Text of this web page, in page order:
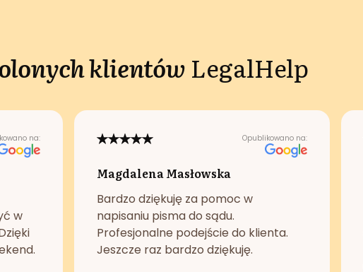
klientów LegalHelp
na:
w
Opublikowano na:
Magdalena Masłowska
Bardzo dziękuję za pomoc w
napisaniu pisma do sądu.
Profesjonalne podejście do klienta.
Jeszcze raz bardzo dziękuję.